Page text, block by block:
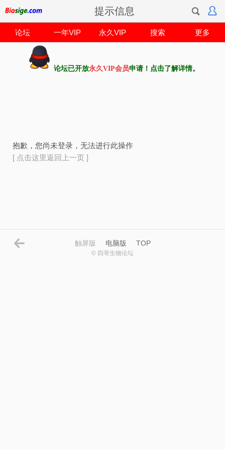
提示信息
论坛 一年VIP 永久VIP 搜索 更多
论坛已开放永久VIP会员申请！点击了解详情。
抱歉，您尚未登录，无法进行此操作
[ 点击这里返回上一页 ]
触屏版 电脑版 TOP
© 四哥生物论坛